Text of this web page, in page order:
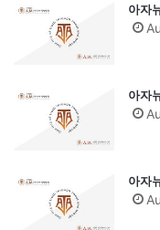
아자
아자
아자